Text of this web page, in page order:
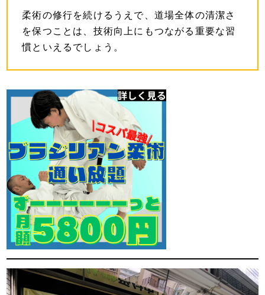
柔術の修行を続けるうえで、道場全体の清潔さ
を保つことは、技術向上にもつながる重要な習
慣といえるでしょう。